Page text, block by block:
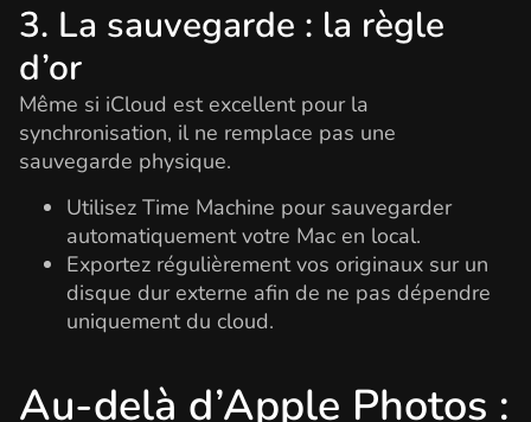
3. La sauvegarde : la règle
d’or
Même si iCloud est excellent pour la
synchronisation, il ne remplace pas une
sauvegarde physique.
Utilisez Time Machine pour sauvegarder
automatiquement votre Mac en local.
Exportez régulièrement vos originaux sur un
disque dur externe afin de ne pas dépendre
uniquement du cloud.
Au-delà d’Apple Photos :